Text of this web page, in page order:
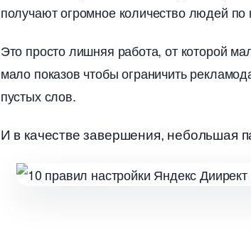
получают огромное количество людей
Это просто лишняя работа, от которой
мало показов чтобы ограничить
пустых слов.
И в качестве завершения, небольшая